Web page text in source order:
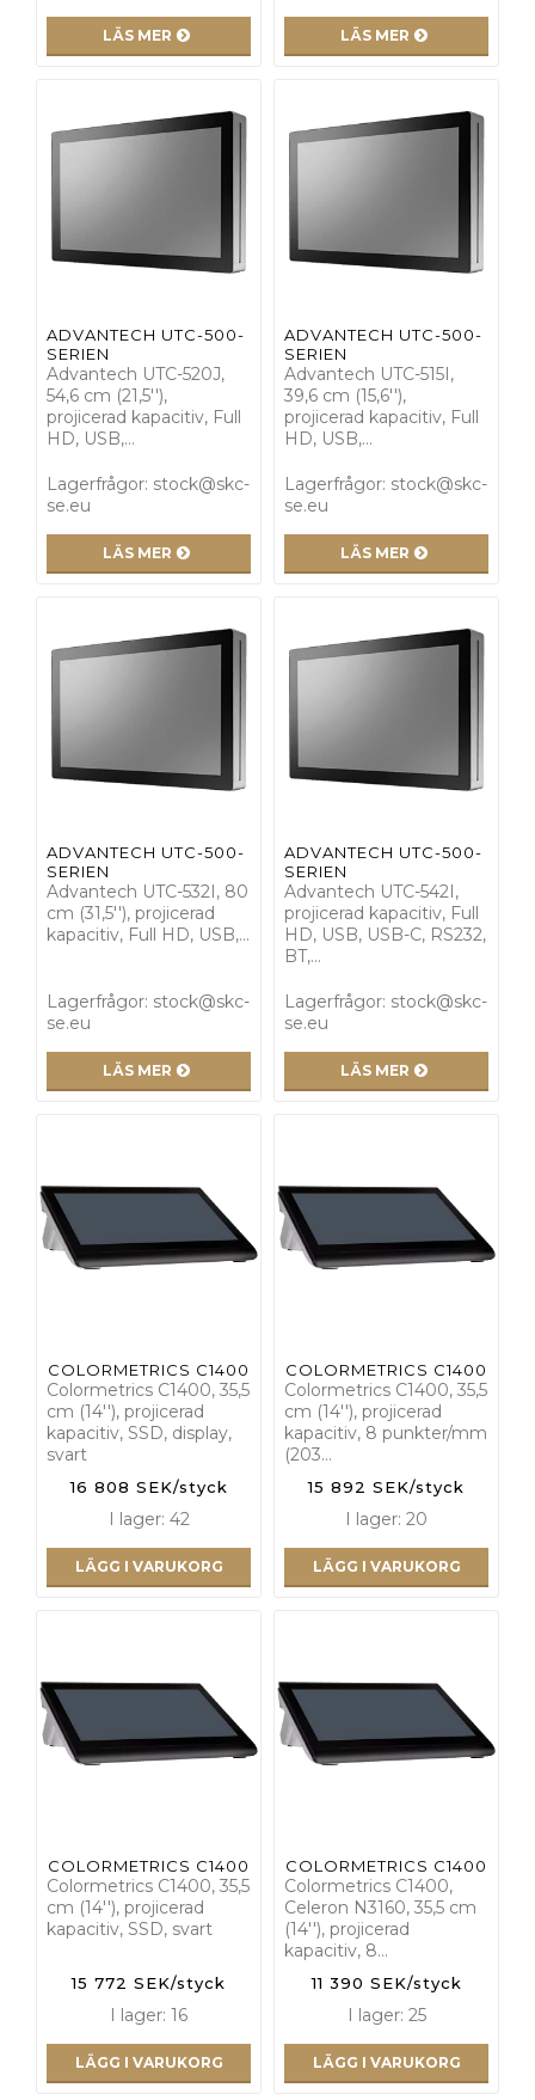
LÄS MER LÄS MER
ADVANTECH UTC-500-
SERIEN
Advantech UTC-520J,
54,6 cm (21,5''),
projicerad kapacitiv, Full
HD, USB,…
Lagerfrågor: stock@skc-
se.eu
LÄS MER
ADVANTECH UTC-500-
SERIEN
Advantech UTC-515I,
39,6 cm (15,6''),
projicerad kapacitiv, Full
HD, USB,…
Lagerfrågor: stock@skc-
se.eu
LÄS MER
ADVANTECH UTC-500-
SERIEN
Advantech UTC-532I, 80
cm (31,5''), projicerad
kapacitiv, Full HD, USB,…
Lagerfrågor: stock@skc-
se.eu
LÄS MER
ADVANTECH UTC-500-
SERIEN
Advantech UTC-542I,
projicerad kapacitiv, Full
HD, USB, USB-C, RS232,
BT,…
Lagerfrågor: stock@skc-
se.eu
LÄS MER
COLORMETRICS C1400
Colormetrics C1400, 35,5
cm (14''), projicerad
kapacitiv, SSD, display,
svart
16 808 SEK/styck
I lager: 42
LÄGG I VARUKORG
COLORMETRICS C1400
Colormetrics C1400, 35,5
cm (14''), projicerad
kapacitiv, 8 punkter/mm
(203…
15 892 SEK/styck
I lager: 20
LÄGG I VARUKORG
COLORMETRICS C1400
Colormetrics C1400, 35,5
cm (14''), projicerad
kapacitiv, SSD, svart
15 772 SEK/styck
I lager: 16
LÄGG I VARUKORG
COLORMETRICS C1400
Colormetrics C1400,
Celeron N3160, 35,5 cm
(14''), projicerad
kapacitiv, 8…
11 390 SEK/styck
I lager: 25
LÄGG I VARUKORG